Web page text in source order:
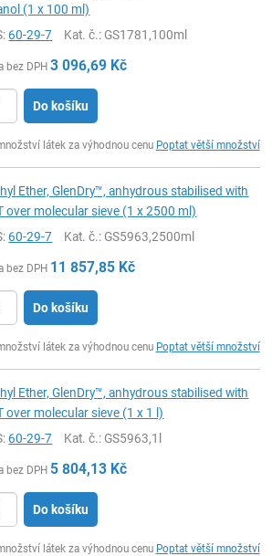
(1 x 100 ml)
60-29-7 Kat. č.: GS1781,100ml
bez DPH 3 096,69 Kč
Do košíku
látek za výhodnou cenu Poptat větší množství
Ether, GlenDry™, anhydrous stabilised with
over molecular sieve (1 x 2500 ml)
60-29-7 Kat. č.: GS5963,2500ml
bez DPH 11 857,85 Kč
Do košíku
látek za výhodnou cenu Poptat větší množství
Ether, GlenDry™, anhydrous stabilised with
over molecular sieve (1 x 1 l)
60-29-7 Kat. č.: GS5963,1l
bez DPH 5 804,13 Kč
Do košíku
látek za výhodnou cenu Poptat větší množství